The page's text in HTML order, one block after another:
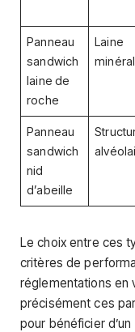
Panneau
sandwich
laine de
roche
Laine
Panneau
sandwich
nid
d’abeille
Le choix entre ces
critères de
réglementations en
précisément ces
pour bénéficier